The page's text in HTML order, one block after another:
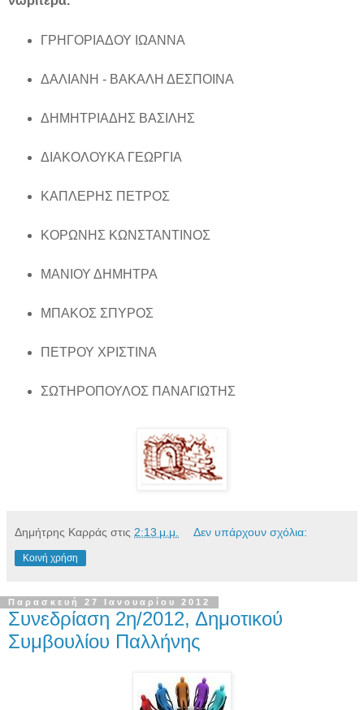
ΓΡΗΓΟΡΙΑΔΟΥ ΙΩΑΝΝΑ
ΔΑΛΙΑΝΗ - ΒΑΚΑΛΗ ΔΕΣΠΟΙΝΑ
ΔΗΜΗΤΡΙΑΔΗΣ ΒΑΣΙΛΗΣ
ΔΙΑΚΟΛΟΥΚΑ ΓΕΩΡΓΙΑ
ΚΑΠΛΕΡΗΣ ΠΕΤΡΟΣ
ΚΟΡΩΝΗΣ ΚΩΝΣΤΑΝΤΙΝΟΣ
ΜΑΝΙΟΥ ΔΗΜΗΤΡΑ
ΜΠΑΚΟΣ ΣΠΥΡΟΣ
ΠΕΤΡΟΥ ΧΡΙΣΤΙΝΑ
ΣΩΤΗΡΟΠΟΥΛΟΣ ΠΑΝΑΓΙΩΤΗΣ
Δημήτρης Καρράς στις 2:13 μ.μ. Δεν υπάρχουν σχόλια:
Κοινή χρήση
Παρασκευή 27 Ιανουαρίου 2012
Συνεδρίαση 2η/2012, Δημοτικού
Συμβουλίου Παλλήνης